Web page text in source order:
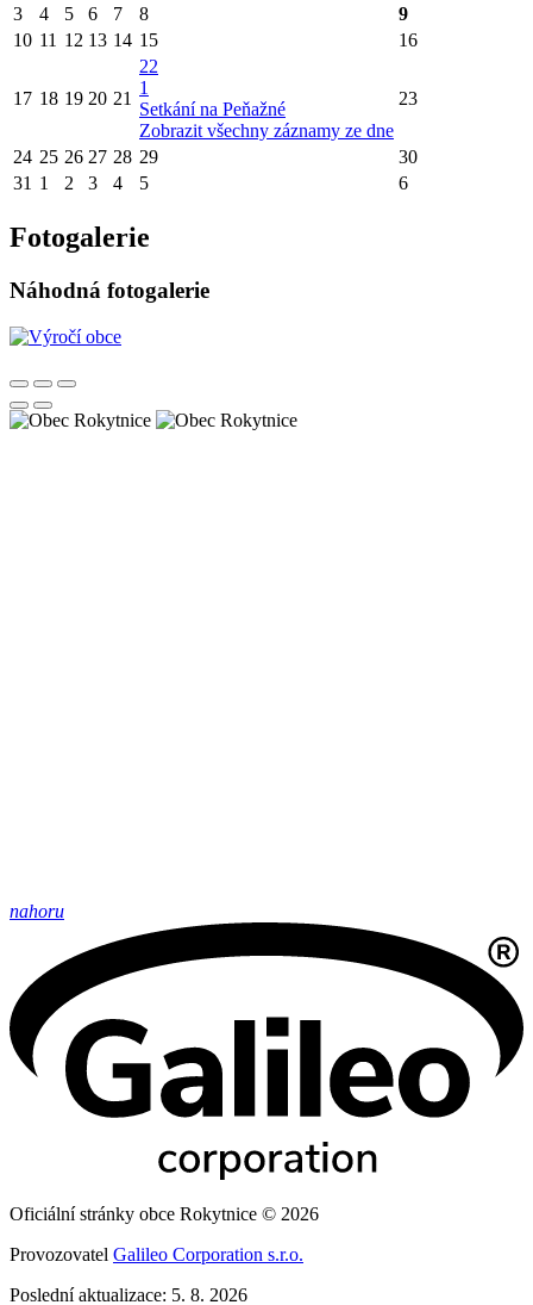
3
4 5 6 7 8
9
10 11 12 13 14 15 16
17 18 19 20 21
22
1
Setkání na Peňažné
Zobrazit všechny záznamy ze dne
23
24 25 26 27 28 29
30
31 1 2 3 4 5 6
Fotogalerie
Náhodná fotogalerie
nahoru
Oficiální stránky obce Rokytnice © 2026
Provozovatel Galileo Corporation s.r.o.
Poslední aktualizace: 5. 8. 2026